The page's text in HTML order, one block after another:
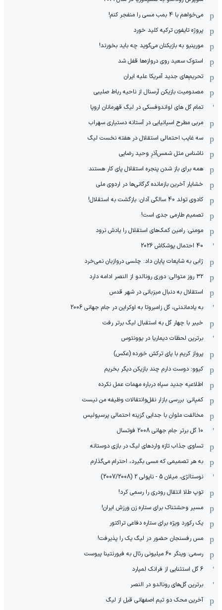
می‌خواهم با 4 بمب مسی را منفجر کنم!
پروژه تایفون ترکیه کلید خورد
مورینیو به بازیکنان می‌گوید چه باید بخورند!
استوک سعید روی دروازه‌ها قفل شد
تحریم‌های جدید آمریکا علیه ایران
مصدومیت بازیکن آرسنال از ناحیه رباط صلیبی
تمام گل های لواندوفسکی در لیگ قهرمانان اروپا
مربی مطرح اسپانیایی در آستانه دستیاری سهراب
سه غایب احتمالی استقلال در هفته نخست لیگ
ناشناس مثل شمس‌آذرِ وحید رضایی
همه برای باز شدن پنجره استقلال پای کار هستند
خشایار آخرین بازمانده گرگانی‌ها در اردوی ملی
کادوی تولد 40 سالگی آدان: بازگشت به استقلال!
تصمیم طارمی جدی است!
مومنی: رامین کمک‌های استقلال را یادش نرود
40 احتمال پوشکاش 2026
ژابی به شایعات پایان داد: چلسی دروازبان نمی‌خرد
۳۲ روز متوالی: دوری رونالدو از النصر ادامه دارد
استقلال به دنبال میزبانی در شهر قدس
به یادماندنی، گل زامبروتا به اوکراین در جام جهانی 2006
خیبر با چهار گل به استقبال لیگ برتر رفت
برترین لحظات دیماریا در یوونتوس
پرواز کریم با پای ترکش خورده (عکس)
کیوو: دوست دارم چند بازیکن دیگر بخریم
اطلاعیه جدید سپاه درباره مهمات عمل نکرده
کمپانی: بررسی بازار نقل‌وانتقالات وظیفه من نیست
مخالفت ملوان با جدایی گزینه احتمالی پرسپولیس
10 گل برتر جام جهانی 2008 فوتسال
تساوی جذاب تازه واردهای لیگ در بازی دوستانه
به هر تصمیمی که مسی بگیرد، احترام می‌گذارم
نوستالژی، میلان 5 - ناپولی 2 (2007/2008)
توپ طلا انتقال رودری را رسمی کرد!
مسیر وحشتناک برای ستاره زن ورزش ایران!
یک رکورد ویژه برای ستاره دفاعی تراکتور
مس رفسنجان حضور در لیگ یک را پذیرفت!
رسمی: وینگر 60 میلیونی رئال به فیورنتینا پیوست
6 گل استثنایی از فرانک لمپارد
برترین گل‌های رونالدو در النصر
آخرین محک دو تیم اصفهانی قبل از لیگ